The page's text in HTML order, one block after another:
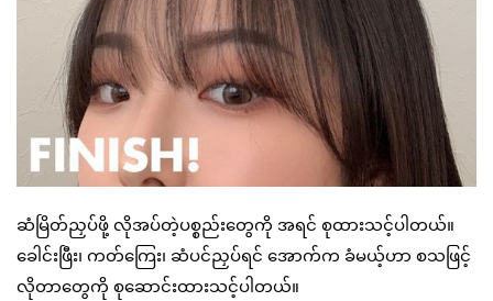
ဆံမြိတ်ညှပ်ဖို့ လိုအပ်တဲ့ပစ္စည်းတွေကို အရင် စုထားသင့်ပါတယ်။
ခေါင်းဖြီး၊ ကတ်ကြေး၊ ဆံပင်ညှပ်ရင် အောက်က ခံမယ့်ဟာ စသဖြင့်
လိုတာတွေကို စုဆောင်းထားသင့်ပါတယ်။